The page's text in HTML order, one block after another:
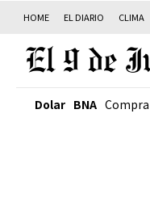
HOME EL DIARIO CLIMA
Dolar BNA Compra